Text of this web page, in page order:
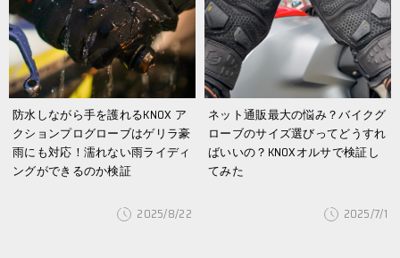
防水しながら手を護れるKNOX ア
クションプログローブはゲリラ豪
雨にも対応！濡れない雨ライディ
ングができるのか検証
2025/8/22
ネット通販最大の悩み？バイクグ
ローブのサイズ選びってどうすれ
ばいいの？KNOXオルサで検証し
てみた
2025/7/1